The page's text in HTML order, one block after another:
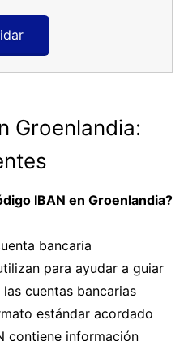
Groenlandia:
IBAN en Groenlandia?
bancaria
para ayudar a guiar
cuentas bancarias
estándar acordado
contiene información